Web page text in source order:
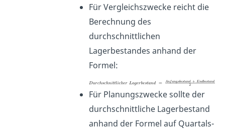
Für Vergleichszwecke reicht die
Berechnung des
durchschnittlichen
Lagerbestandes anhand der
Formel:
Für Planungszwecke sollte der
durchschnittliche Lagerbestand
anhand der Formel auf Quartals-